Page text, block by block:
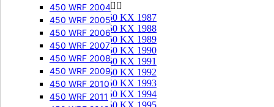
450 WRF 2004
450 WRF 2005
450 WRF 2006
450 WRF 2007
450 WRF 2008
450 WRF 2009
450 WRF 2010
450 WRF 2011
250 KX 
250 KX 1987
250 KX 1988
250 KX 1989
250 KX 1990
250 KX 1991
250 KX 1992
250 KX 1993
250 KX 1994
250 KX 1995